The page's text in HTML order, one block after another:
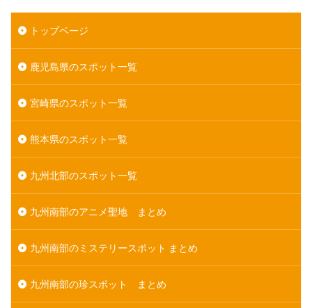
トップページ
鹿児島県のスポット一覧
宮崎県のスポット一覧
熊本県のスポット一覧
九州北部のスポット一覧
九州南部のアニメ聖地 まとめ
九州南部のミステリースポット まとめ
九州南部の珍スポット まとめ